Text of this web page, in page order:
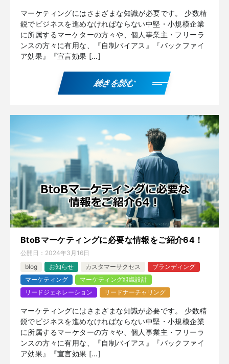
マーケティングにはさまざまな知識が必要です。 少数精
鋭でビジネスを進めなければならない中堅・小規模企業
に所属するマーケターの方々や、個人事業主・フリーラ
ンスの方々に有用な、『自制バイアス』『バックファイ
ア効果』『宣言効果 […]
続きを読む
BtoBマーケティングに必要な情報をご紹介64！
公開日： 2024年3月16日
blog
お知らせ カスタマーサクセス
ブランディング
マーケティング
マーケティング組織設計
リードジェネレーション
リードナーチャリング
マーケティングにはさまざまな知識が必要です。 少数精
鋭でビジネスを進めなければならない中堅・小規模企業
に所属するマーケターの方々や、個人事業主・フリーラ
ンスの方々に有用な、『自制バイアス』『バックファイ
ア効果』『宣言効果 […]